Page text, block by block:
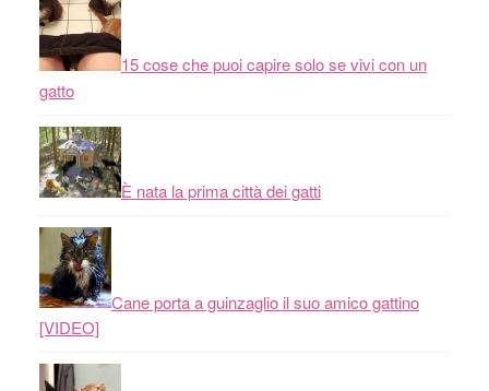
15 cose che puoi capire solo se vivi con un
gatto
È nata la prima città dei gatti
Cane porta a guinzaglio il suo amico gattino
[VIDEO]